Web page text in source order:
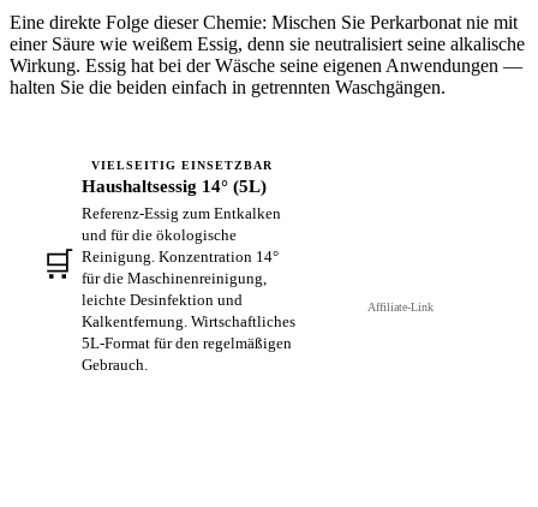
Eine direkte Folge dieser Chemie: Mischen Sie Perkarbonat nie mit
einer Säure wie weißem Essig, denn sie neutralisiert seine alkalische
Wirkung. Essig hat bei der Wäsche seine eigenen Anwendungen —
halten Sie die beiden einfach in getrennten Waschgängen.
🛒
VIELSEITIG EINSETZBAR
Haushaltsessig 14° (5L)
Referenz-Essig zum Entkalken
und für die ökologische
Reinigung. Konzentration 14°
für die Maschinenreinigung,
leichte Desinfektion und
Kalkentfernung. Wirtschaftliches
5L-Format für den regelmäßigen
Gebrauch.
Affiliate-Link